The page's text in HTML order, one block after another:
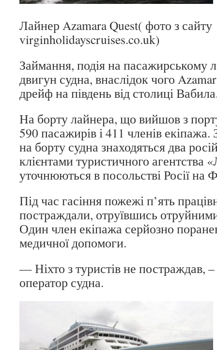
Лайнер Azamara Quest( фото з сайту
virginholidayscruises.co.uk)
Займання, подія на пасажирському
двигун судна, внаслідок чого
дрейф на південь від столиці
На борту лайнера, що вийшов з
590 пасажирів і 411 членів
на борту судна знаходяться два
клієнтами туристичного агентства
уточнюються в посольстві Росії на
Під час гасіння пожежі п’ять
постраждали, отруївшись
Один член екіпажа серйозно
медичної допомоги.
— Ніхто з туристів не постраждав, –
оператор судна.